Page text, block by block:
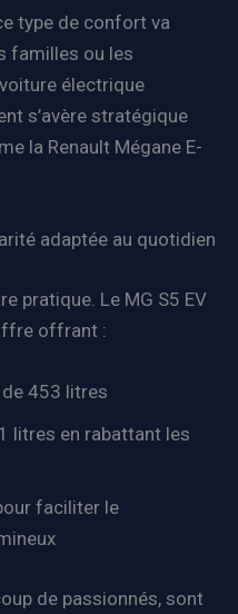
type de confort va
familles ou les
électrique
s’avère stratégique
la Renault Mégane E-
adaptée au quotidien
pratique. Le MG S5 EV
offrant :
453 litres
litres en rabattant les
faciliter le
de passionnés, sont